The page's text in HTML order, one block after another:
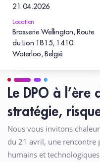
21.04.2026
Location
Brasserie Wellington, Route
du Lion 1815, 1410
Waterloo, België
Le DPO à l’ère
stratégie,
Nous vous invitons
du 21 avril, une rencontre
humains et